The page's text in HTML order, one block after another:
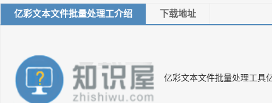
亿彩文本文件批量处理工介绍 下载地址
亿彩文本文件批量处理工具